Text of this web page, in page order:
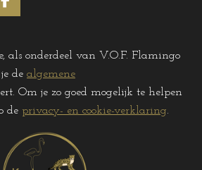
F
b
o
o
als onderdeel van V.O.F. Flamingo
de algemene
Om je zo goed mogelijk te helpen
de privacy- en cookie-verklaring.